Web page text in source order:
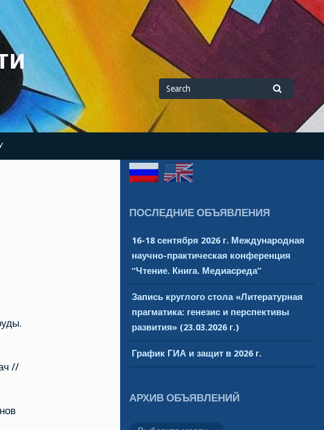
Search
for
//
ПОСЛЕДНИЕ ОБЪЯВЛЕНИЯ
16-18 сентября 2026 г. Международная
научно-практическая конференция
“Чтение. Книга. Медиасреда”
Запись круглого стола «Литературная
прагматика: генезис и перспективы
развития» (23.03.2026 г.)
График ГИА и защит в 2026 г.
АРХИВ ОБЪЯВЛЕНИЙ